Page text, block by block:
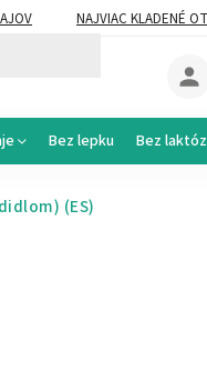
NAJVIAC KLADENÉ
Bez lepku Bez
(ES)